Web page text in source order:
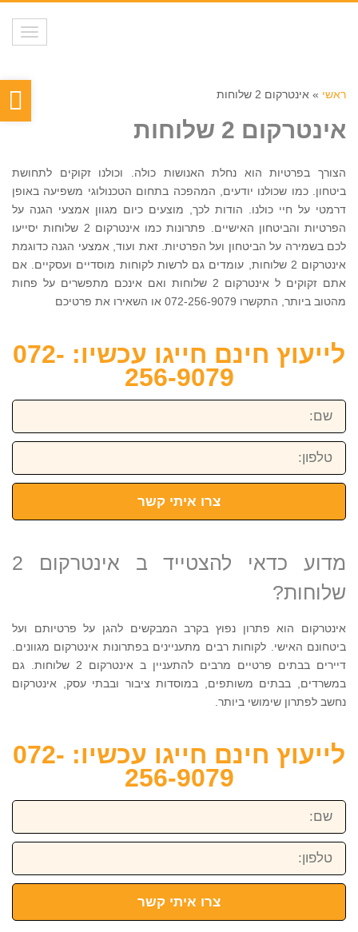
ראשי » אינטרקום 2 שלוחות
אינטרקום 2 שלוחות
הצורך בפרטיות הוא נחלת האנושות כולה. וכולנו זקוקים לתחושת
ביטחון. כמו שכולנו יודעים, המהפכה בתחום הטכנולוגי משפיעה באופן
דרמטי על חיי כולנו. הודות לכך, מוצעים כיום מגוון אמצעי הגנה על
הפרטיות והביטחון האישיים. פתרונות כמו אינטרקום 2 שלוחות יסייעו
לכם בשמירה על הביטחון ועל הפרטיות. זאת ועוד, אמצעי הגנה כדוגמת
אינטרקום 2 שלוחות, עומדים גם לרשות לקוחות מוסדיים ועסקיים. אם
אתם זקוקים ל אינטרקום 2 שלוחות ואם אינכם מתפשרים על פחות
מהטוב ביותר, התקשרו 072-256-9079 או השאירו את פרטיכם
לייעוץ חינם חייגו עכשיו: 072-
256-9079
שם:
טלפון:
צרו איתי קשר
מדוע כדאי להצטייד ב אינטרקום 2
שלוחות?
אינטרקום הוא פתרון נפוץ בקרב המבקשים להגן על פרטיותם ועל
ביטחונם האישי. לקוחות רבים מתעניינים בפתרונות אינטרקום מגוונים.
דיירים בבתים פרטיים מרבים להתעניין ב אינטרקום 2 שלוחות. גם
במשרדים, בבתים משותפים, במוסדות ציבור ובבתי עסק, אינטרקום
נחשב לפתרון שימושי ביותר.
לייעוץ חינם חייגו עכשיו: 072-
256-9079
שם:
טלפון:
צרו איתי קשר